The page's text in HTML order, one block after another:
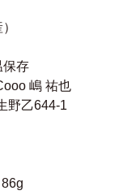
保存
嶋 祐也
乙644-1